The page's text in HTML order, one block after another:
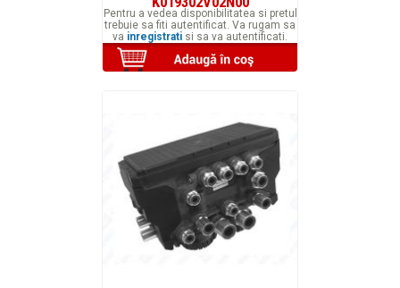
Pentru a vedea disponibilitatea si pretul
trebuie sa fiti autentificat. Va rugam sa
va inregistrati si sa va autentificati.